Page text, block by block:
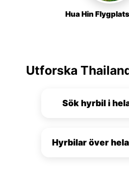
Hua Hin
Utforska
Sök hyrbil i
Hyrbilar över